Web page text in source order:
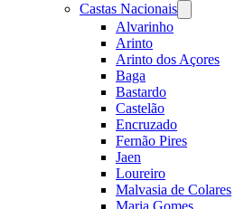
Castas Nacionais
menu
Alvarinho
Arinto
Arinto dos Açores
Baga
Bastardo
Castelão
Encruzado
Fernão Pires
Jaen
Loureiro
Malvasia de Colares
Maria Gomes